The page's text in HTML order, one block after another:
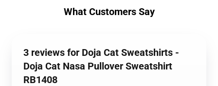
What Customers Say
3 reviews for Doja Cat Sweatshirts -
Doja Cat Nasa Pullover Sweatshirt
RB1408